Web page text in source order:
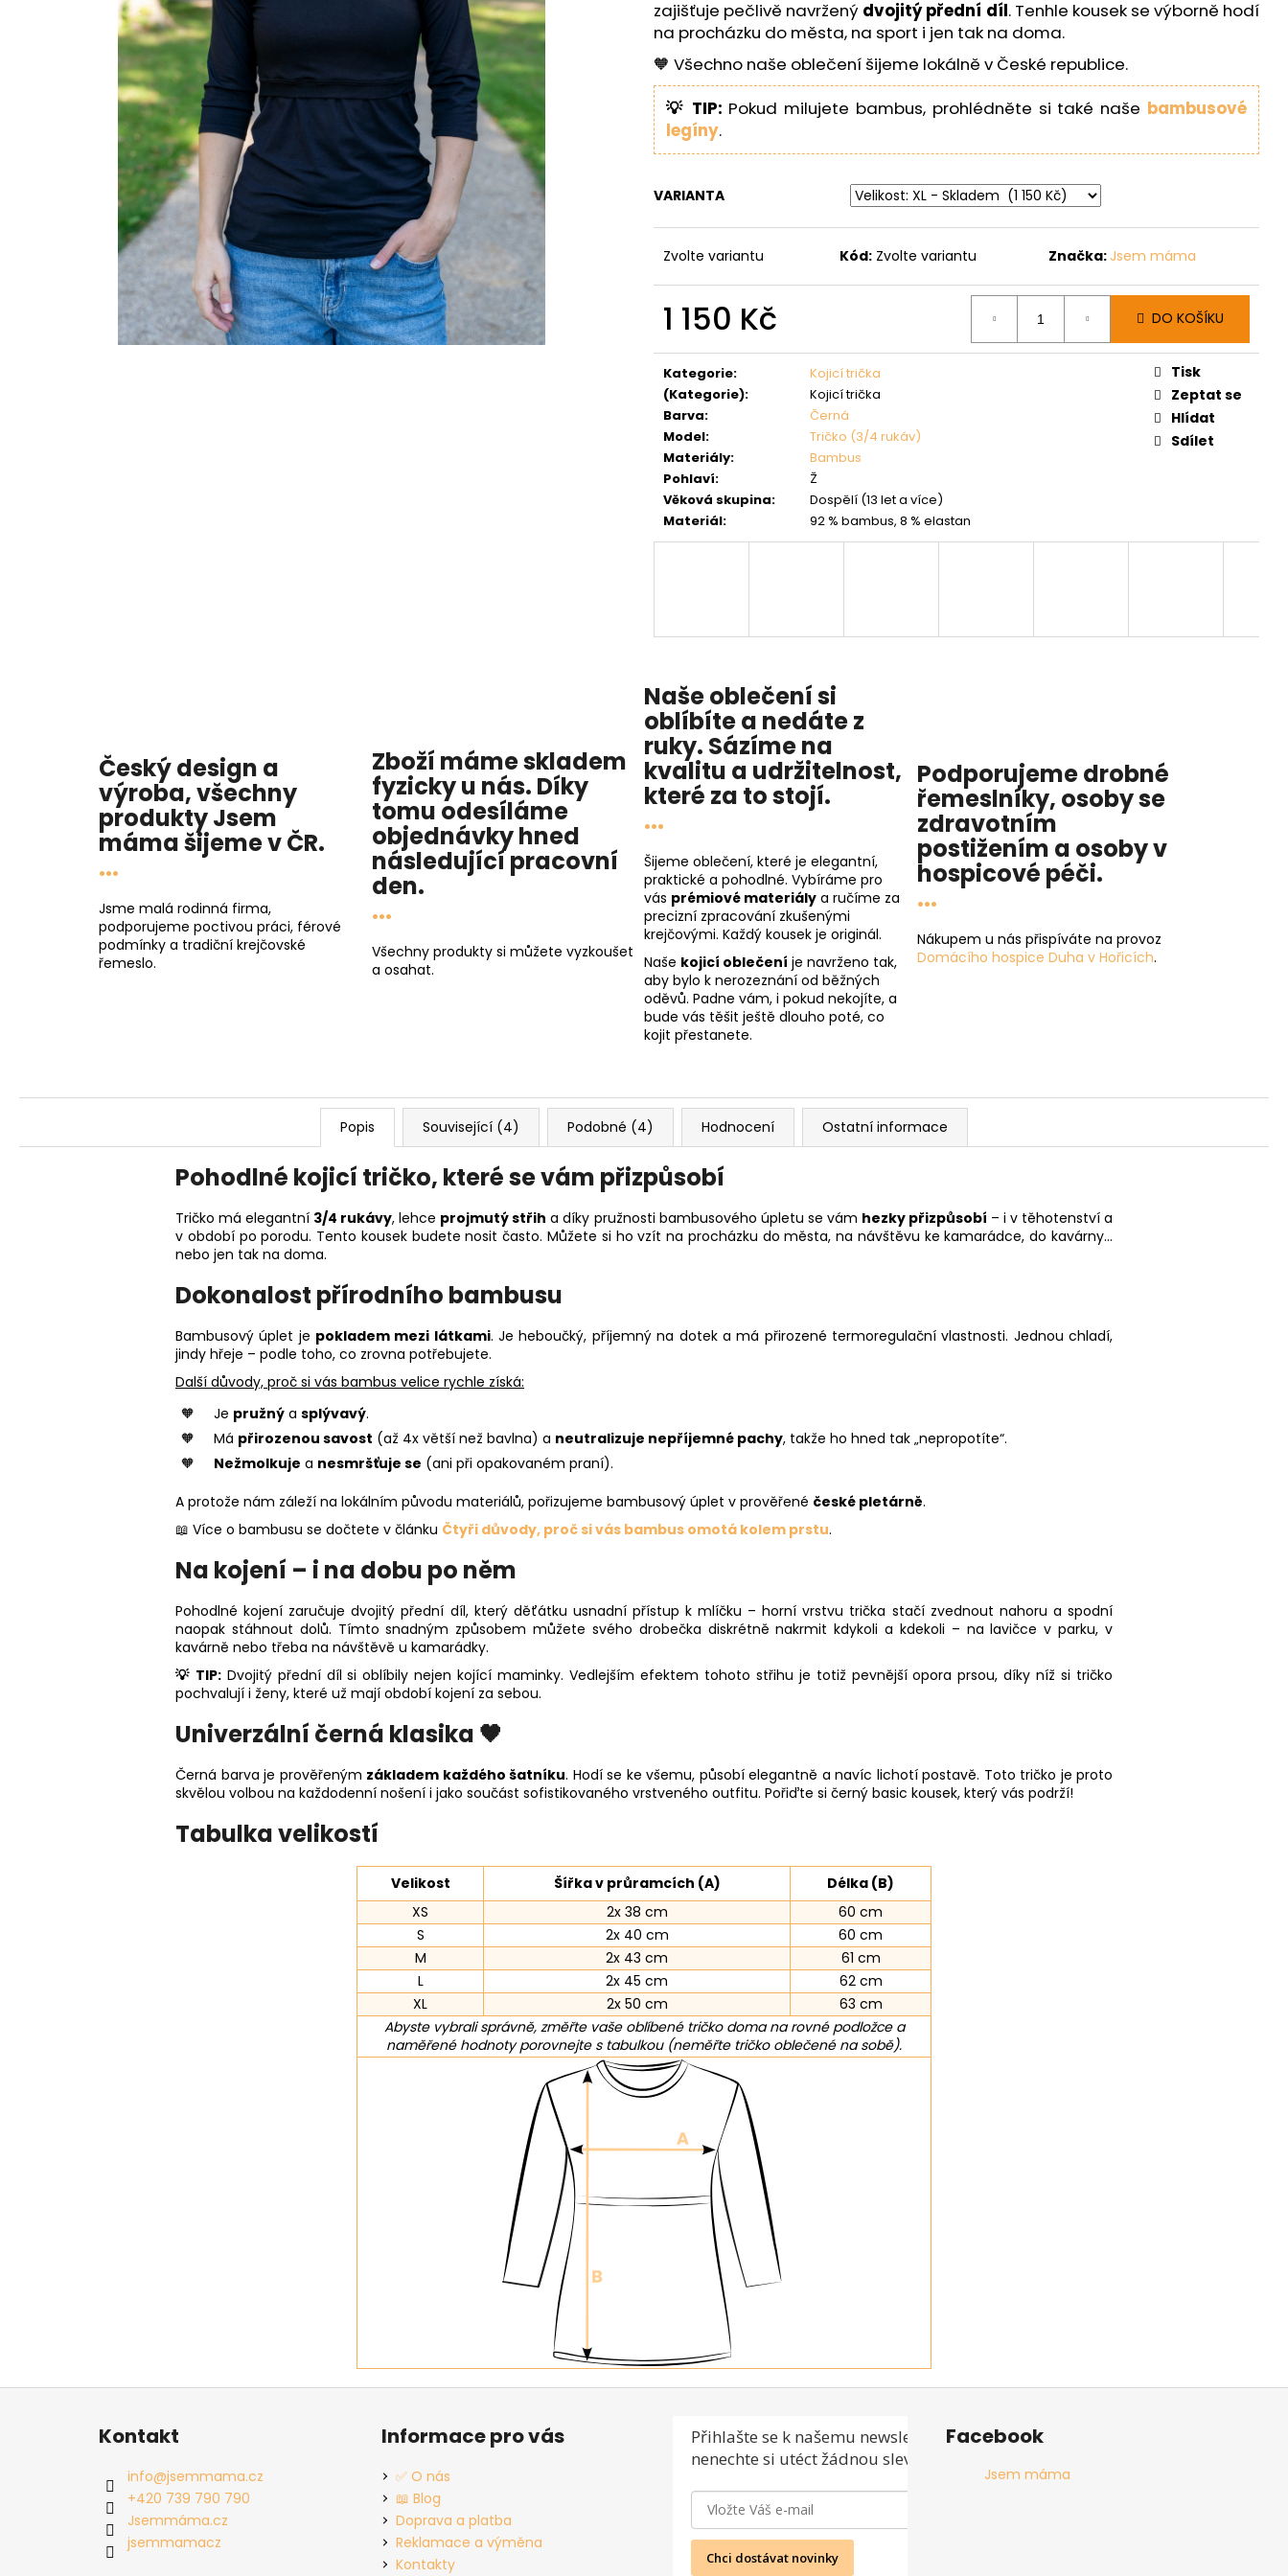
zajišťuje pečlivě navržený dvojitý přední díl. Tenhle kousek se výborně hodí
na procházku do města, na sport i jen tak na doma.
🧡 Všechno naše oblečení šijeme lokálně v České republice.
💡 TIP: Pokud milujete bambus, prohlédněte si také naše bambusové
legíny.
VARIANTA
Zvolte variantu Kód: Zvolte variantu Značka: Jsem máma
1 150 Kč
cena:
DO KOŠÍKU
Kategorie:
Kojicí trička
(Kategorie):
Kojicí trička
Barva:
Černá
Model:
Tričko (3/4 rukáv)
Materiály:
Bambus
Pohlaví:
Ž
Věková skupina:
Dospělí (13 let a více)
Materiál: 92 % bambus, 8 % elastan
Tisk
Zeptat se
Hlídat
Sdílet
Český design a
výroba, všechny
produktyJsem
mámašijeme v ČR.
...
Jsme malá rodinná firma,
podporujeme poctivou práci, férové
podmínky a tradiční krejčovské
řemeslo.
Zboží máme skladem
fyzicky u nás. Díky
tomu odesíláme
objednávky hned
následující pracovní
den.
...
Všechny produkty si můžete vyzkoušet
a osahat.
Naše oblečení si
oblíbíte a nedáte z
ruky. Sázíme na
kvalitu a udržitelnost,
které za to stojí.
...
Šijeme oblečení, které je elegantní,
praktické a pohodlné. Vybíráme pro
vás prémiové materiály a ručíme za
precizní zpracování zkušenými
krejčovými. Každý kousek je originál.
Naše kojicí oblečení je navrženo tak,
aby bylo k nerozeznání od běžných
oděvů. Padne vám, i pokud nekojíte, a
bude vás těšit ještě dlouho poté, co
kojit přestanete.
Podporujeme drobné
řemeslníky, osoby se
zdravotním
postižením a osoby v
hospicové péči.
...
Nákupem u nás přispíváte na provoz
Domácího hospice Duha v Hořicích.
Popis Související (4) Podobné (4) Hodnocení Ostatní informace
Pohodlné kojicí tričko, které se vám přizpůsobí
Tričko má elegantní 3/4 rukávy, lehce projmutý střih a díky pružnosti bambusového úpletu se vám hezky přizpůsobí – i v těhotenství a
v období po porodu. Tento kousek budete nosit často. Můžete si ho vzít na procházku do města, na návštěvu ke kamarádce, do kavárny…
nebo jen tak na doma.
Dokonalost přírodního bambusu
Bambusový úplet je pokladem mezi látkami. Je heboučký, příjemný na dotek a má přirozené termoregulační vlastnosti. Jednou chladí,
jindy hřeje – podle toho, co zrovna potřebujete.
Další důvody, proč si vás bambus velice rychle získá:
Je pružný a splývavý.
Má přirozenou savost (až 4x větší než bavlna) a neutralizuje nepříjemné pachy, takže ho hned tak „nepropotíte“.
Nežmolkuje a nesmršťuje se (ani při opakovaném praní).
A protože nám záleží na lokálním původu materiálů, pořizujeme bambusový úplet v prověřené české pletárně.
📖 Více o bambusu se dočtete v článku Čtyři důvody, proč si vás bambus omotá kolem prstu.
Na kojení – i na dobu po něm
Pohodlné kojení zaručuje dvojitý přední díl, který děťátku usnadní přístup k mlíčku – horní vrstvu trička stačí zvednout nahoru a spodní
naopak stáhnout dolů. Tímto snadným způsobem můžete svého drobečka diskrétně nakrmit kdykoli a kdekoli – na lavičce v parku, v
kavárně nebo třeba na návštěvě u kamarádky.
💡 TIP:Dvojitý přední díl si oblíbily nejen kojící maminky. Vedlejším efektem tohoto střihu je totiž pevnější opora prsou, díky níž si tričko
pochvalují i ženy, které už mají období kojení za sebou.
Univerzální černá klasika 🖤
Černá barva je prověřeným základem každého šatníku. Hodí se ke všemu, působí elegantně a navíc lichotí postavě. Toto tričko je proto
skvělou volbou na každodenní nošení i jako součást sofistikovaného vrstveného outfitu. Pořiďte si černý basic kousek, který vás podrží!
Tabulka velikostí
Velikost Šířka v průramcích (A)
Délka (B)
XS
2x 38 cm
60 cm
S
2x 40 cm
60 cm
M
2x 43 cm
61 cm
L
2x 45 cm
62 cm
XL
2x 50 cm
63 cm
Abyste vybrali správně, změřte vaše oblíbené tričko doma na rovné podložce a
naměřené hodnoty porovnejte s tabulkou (neměřte tričko oblečené na sobě).
Z
Kontakt
info@jsemmama.cz
+420 739 790 790
Jsemmáma.cz
jsemmamacz
Informace pro vás
✅ O nás
📖 Blog
Doprava a platba
Reklamace a výměna
Kontakty
Přihlašte se k našemu newsletteru a
nenechte si utéct žádnou slevu ani akci!
Chci dostávat novinky
Facebook
Jsem máma